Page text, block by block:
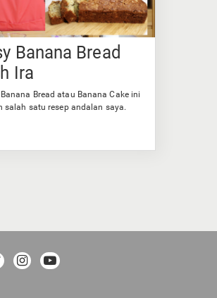
Banana Bread
Ira
Banana Bread atau Banana Cake ini
salah satu resep andalan saya.